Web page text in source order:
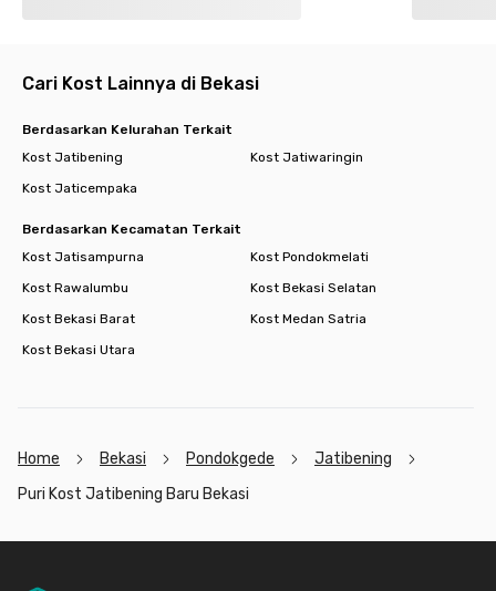
Cari Kost Lainnya di Bekasi
Berdasarkan Kelurahan Terkait
Kost Jatibening
Kost Jatiwaringin
Kost Jaticempaka
Berdasarkan Kecamatan Terkait
Kost Jatisampurna
Kost Pondokmelati
Kost Rawalumbu
Kost Bekasi Selatan
Kost Bekasi Barat
Kost Medan Satria
Kost Bekasi Utara
Home Bekasi Pondokgede
Jatibening
Puri Kost Jatibening Baru Bekasi